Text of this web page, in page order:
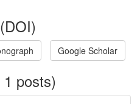
Google Scholar
posts)